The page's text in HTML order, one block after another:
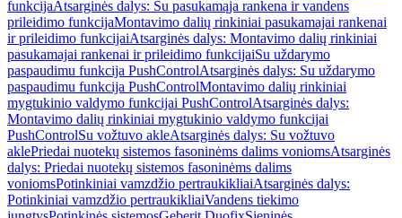
funkcijaAtsarginės dalys: Su pasukamąja rankena ir vandens
prileidimo funkcijaMontavimo dalių rinkiniai pasukamajai rankenai
ir prileidimo funkcijaiAtsarginės dalys: Montavimo dalių rinkiniai
pasukamajai rankenai ir prileidimo funkcijaiSu uždarymo
paspaudimu funkcija PushControlAtsarginės dalys: Su uždarymo
paspaudimu funkcija PushControlMontavimo dalių rinkiniai
mygtukinio valdymo funkcijai PushControlAtsarginės dalys:
Montavimo dalių rinkiniai mygtukinio valdymo funkcijai
PushControlSu vožtuvo akleAtsarginės dalys: Su vožtuvo
aklePriedai nuotekų sistemos fasoninėms dalims voniomsAtsarginės
dalys: Priedai nuotekų sistemos fasoninėms dalims
voniomsPotinkiniai vamzdžio pertraukikliaiAtsarginės dalys:
Potinkiniai vamzdžio pertraukikliaiVandens tiekimo